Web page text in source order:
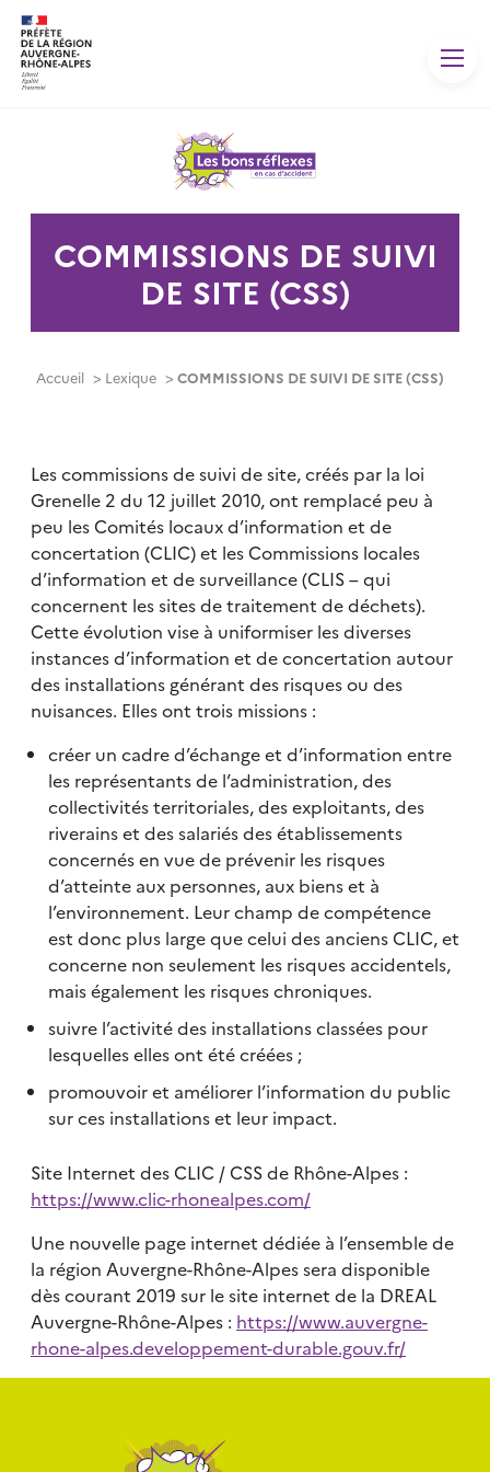
COMMISSIONS DE SUIVI
DE SITE (CSS)
Accueil > Lexique > COMMISSIONS DE SUIVI DE SITE (CSS)
Les commissions de suivi de site, créés par la loi
Grenelle 2 du 12 juillet 2010, ont remplacé peu à
peu les Comités locaux d’information et de
concertation (CLIC) et les Commissions locales
d’information et de surveillance (CLIS – qui
concernent les sites de traitement de déchets).
Cette évolution vise à uniformiser les diverses
instances d’information et de concertation autour
des installations générant des risques ou des
nuisances. Elles ont trois missions :
créer un cadre d’échange et d’information entre
les représentants de l’administration, des
collectivités territoriales, des exploitants, des
riverains et des salariés des établissements
concernés en vue de prévenir les risques
d’atteinte aux personnes, aux biens et à
l’environnement. Leur champ de compétence
est donc plus large que celui des anciens CLIC, et
concerne non seulement les risques accidentels,
mais également les risques chroniques.
suivre l’activité des installations classées pour
lesquelles elles ont été créées ;
promouvoir et améliorer l’information du public
sur ces installations et leur impact.
Site Internet des CLIC / CSS de Rhône-Alpes :
https://www.clic-rhonealpes.com/
Une nouvelle page internet dédiée à l’ensemble de
la région Auvergne-Rhône-Alpes sera disponible
dès courant 2019 sur le site internet de la DREAL
Auvergne-Rhône-Alpes : https://www.auvergne-
rhone-alpes.developpement-durable.gouv.fr/
Panneau de gestion des cookies